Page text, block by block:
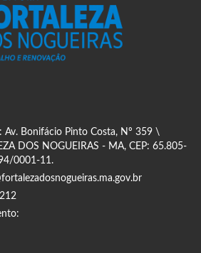
Av. Bonifácio Pinto Costa, Nº 359 \
DOS NOGUEIRAS - MA, CEP: 65.805-
0001-11.